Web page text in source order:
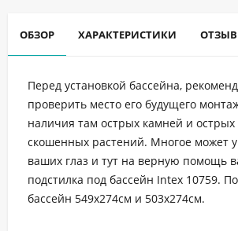
ОБЗОР ХАРАКТЕРИСТИКИ
Перед установкой бассейна,
проверить место его будущего
наличия там острых камней и острых
скошенных растений. Многое может
ваших глаз и тут на верную помощь
подстилка под бассейн Intex 10759.
бассейн 549х274см и 503х274см.